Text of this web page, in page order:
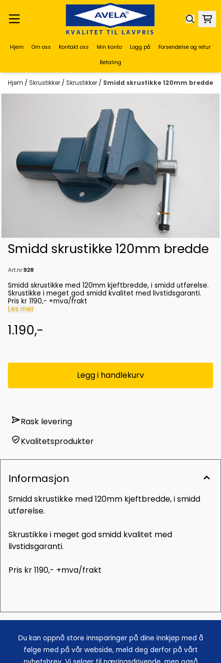
Hjem Om oss Kontakt oss Min konto Logg på Forsendelse og retur
Betaling
Hjem / Skrustikker / Skrustikker / Smidd skrustikke 120mm bredde
Smidd skrustikke 120mm bredde
Art.nr:928
Smidd skrustikke med 120mm kjeftbredde, i smidd utførelse.
Skrustikke i meget god smidd kvalitet med livstidsgaranti.
Pris kr 1190,- +mva/frakt
Les mer
1.190,-
Legg i handlekurv
Rask levering
Kvalitetsprodukter
Informasjon
Smidd skrustikke med 120mm kjeftbredde, i smidd
utførelse.
Skrustikke i meget god smidd kvalitet med
livstidsgaranti.
Pris kr 1190,- +mva/frakt
Du kan oppnå store innsparinger på dine innkjøp med å
følge med på vår webside, meld deg derfor på vårt